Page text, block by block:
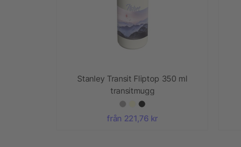
Stanley Transit Fliptop 350 ml
transitmugg
från 221,76 kr